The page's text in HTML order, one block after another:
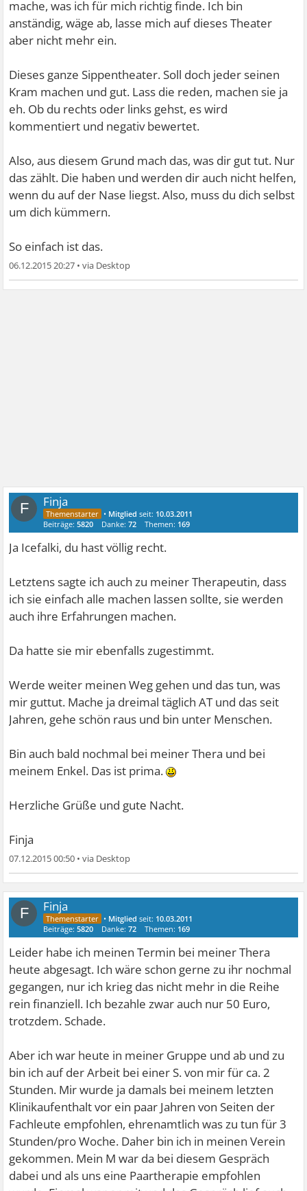
mache, was ich für mich richtig finde. Ich bin
anständig, wäge ab, lasse mich auf dieses Theater
aber nicht mehr ein.
Dieses ganze Sippentheater. Soll doch jeder seinen
Kram machen und gut. Lass die reden, machen sie ja
eh. Ob du rechts oder links gehst, es wird
kommentiert und negativ bewertet.
Also, aus diesem Grund mach das, was dir gut tut. Nur
das zählt. Die haben und werden dir auch nicht helfen,
wenn du auf der Nase liegst. Also, muss du dich selbst
um dich kümmern.
So einfach ist das.
06.12.2015 20:27 •
F Finja
• Mitglied seit: 10.03.2011
Beiträge:5820 Danke:72 Themen: 169
Ja Icefalki, du hast völlig recht.
Letztens sagte ich auch zu meiner Therapeutin, dass
ich sie einfach alle machen lassen sollte, sie werden
auch ihre Erfahrungen machen.
Da hatte sie mir ebenfalls zugestimmt.
Werde weiter meinen Weg gehen und das tun, was
mir guttut. Mache ja dreimal täglich AT und das seit
Jahren, gehe schön raus und bin unter Menschen.
Bin auch bald nochmal bei meiner Thera und bei
meinem Enkel. Das ist prima.
Herzliche Grüße und gute Nacht.
Finja
07.12.2015 00:50 •
F Finja
• Mitglied seit: 10.03.2011
Beiträge:5820 Danke:72 Themen: 169
Leider habe ich meinen Termin bei meiner Thera
heute abgesagt. Ich wäre schon gerne zu ihr nochmal
gegangen, nur ich krieg das nicht mehr in die Reihe
rein finanziell. Ich bezahle zwar auch nur 50 Euro,
trotzdem. Schade.
Aber ich war heute in meiner Gruppe und ab und zu
bin ich auf der Arbeit bei einer S. von mir für ca. 2
Stunden. Mir wurde ja damals bei meinem letzten
Klinikaufenthalt vor ein paar Jahren von Seiten der
Fachleute empfohlen, ehrenamtlich was zu tun für 3
Stunden/pro Woche. Daher bin ich in meinen Verein
gekommen. Mein M war da bei diesem Gespräch
dabei und als uns eine Paartherapie empfohlen